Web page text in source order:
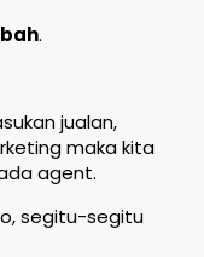
.
jualan,
maka kita
agent.
segitu-segitu